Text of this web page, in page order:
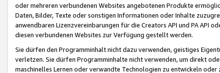
oder mehreren verbundenen Websites angebotenen Produkte
Daten, Bilder, Texte oder sonstigen Informationen oder Inhalte
anwendbaren Lizenzvereinbarungen für die Creators API und PA API
diesen verbundenen Websites zur Verfügung gestellt werden.
Sie dürfen den Programminhalt nicht dazu verwenden, geistiges
verletzen. Sie dürfen Programminhalte nicht verwenden, um direkt
maschinelles Lernen oder verwandte Technologien zu entwickeln